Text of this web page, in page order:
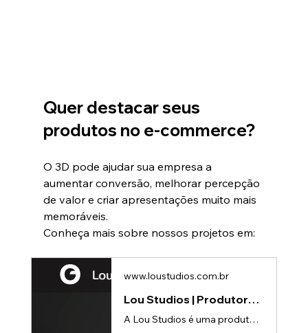
Quer destacar seus
produtos no e-commerce?
O 3D pode ajudar sua empresa a
aumentar conversão, melhorar percepção
de valor e criar apresentações muito mais
memoráveis.
Conheça mais sobre nossos projetos em:
www.loustudios.com.br
Lou Studios | Produtora de vídeos
A Lou Studios é uma produtora de vídeos, especializada em animações 3D para lançamento de produtos.